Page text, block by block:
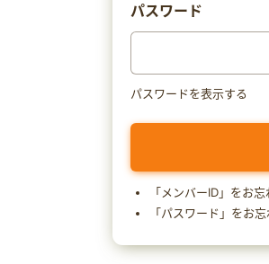
パスワード
パスワードを表示する
「メンバーID」をお
「パスワード」をお